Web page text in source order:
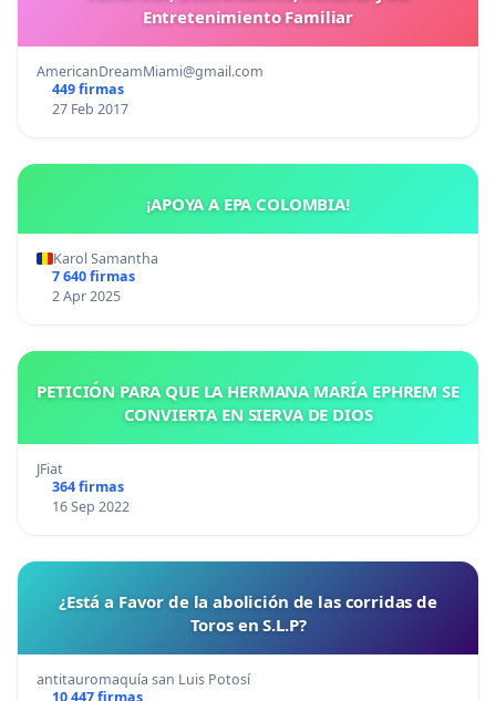
Entretenimiento Familiar
AmericanDreamMiami@gmail.com
449 firmas
27 Feb 2017
¡APOYA A EPA COLOMBIA!
Karol Samantha
7 640 firmas
2 Apr 2025
PETICIÓN PARA QUE LA HERMANA MARÍA EPHREM SE
CONVIERTA EN SIERVA DE DIOS
JFiat
364 firmas
16 Sep 2022
¿Está a Favor de la abolición de las corridas de
Toros en S.L.P?
antitauromaquía san Luis Potosí
10 447 firmas